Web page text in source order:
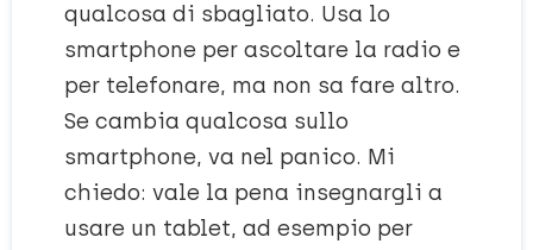
qualcosa di sbagliato. Usa lo
smartphone per ascoltare la radio e
per telefonare, ma non sa fare altro.
Se cambia qualcosa sullo
smartphone, va nel panico. Mi
chiedo: vale la pena insegnargli a
usare un tablet, ad esempio per